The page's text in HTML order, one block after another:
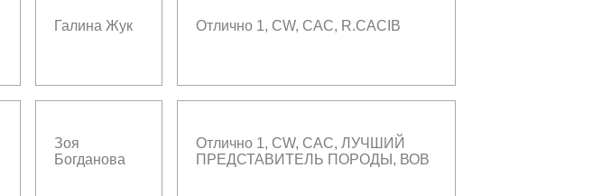
Галина Жук Отлично 1, CW, СAC, R.CACIB
Зоя
Богданова
Отлично 1, CW, САС, ЛУЧШИЙ
ПРЕДСТАВИТЕЛЬ ПОРОДЫ, ВОВ